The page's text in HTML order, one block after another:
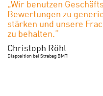
„Wir benutzen
Bewertungen zu
stärken und unsere
zu behalten.“
Christoph Röhl
Disposition bei Strabag BMTI